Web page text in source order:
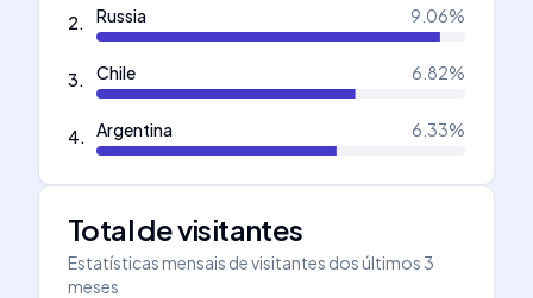
2. Russia 9.06%
3. Chile 6.82%
4. Argentina 6.33%
Total de visitantes
Estatísticas mensais de visitantes dos últimos 3
meses